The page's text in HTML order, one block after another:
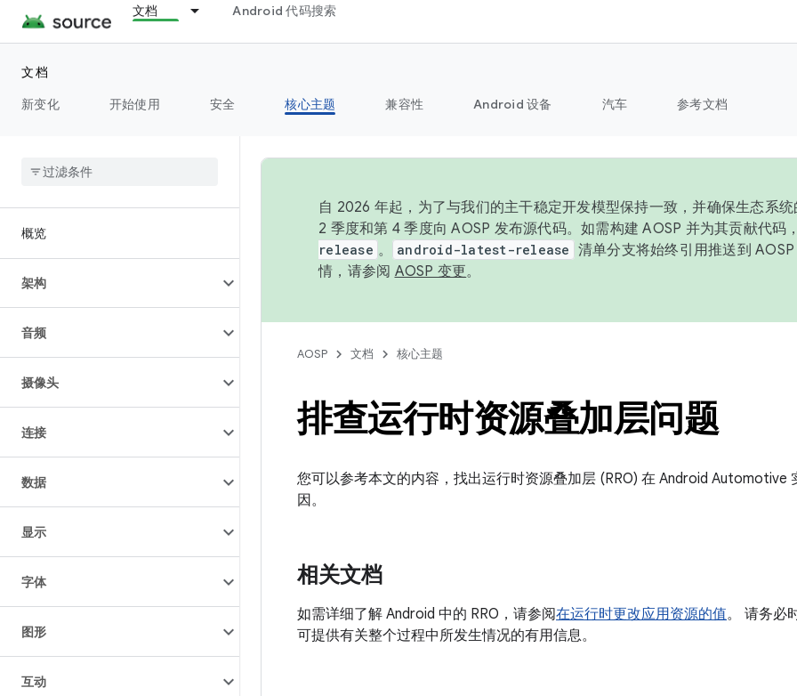
文档 Android 代码搜索
文档
新变化
开始使用 安全 核心主题 兼容性 Android 设备 汽车 参考文档
概览
架构
音频
摄像头
连接
数据
显示
字体
图形
互动
自 2026 年起，为了与我们的主干稳定开发模型保持一致，并确保生态系
2 季度和第 4 季度向 AOSP 发布源代码。如需构建 AOSP 并为其贡献代码
release 。 android-latest-release 清单分支将始终引用推送到
情，请参阅 AOSP 变更。
AOSP 文档 核心主题
排查运行时资源叠加层问题
您可以参考本文的内容，找出运行时资源叠加层 (RRO) 在 Android Automotive
因。
相关文档
如需详细了解 Android 中的 RRO，请参阅在运行时更改应用资源的值。 请务必
可提供有关整个过程中所发生情况的有用信息。